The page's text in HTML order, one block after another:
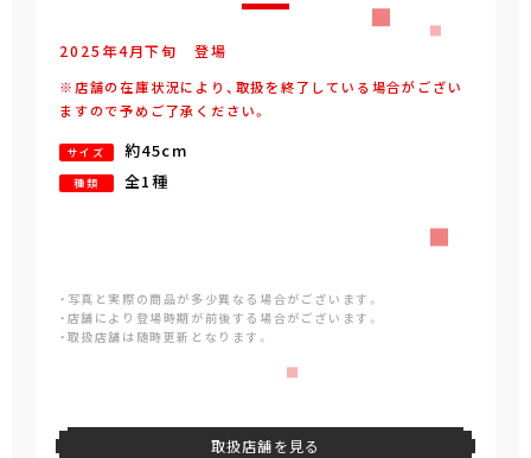
2025年4月下旬 登場
※店舗の在庫状況により、取扱を終了している場合がござい
ますので予めご了承ください。
サイズ 約45cm
種類 全1種
・写真と実際の商品が多少異なる場合がございます。
・店舗により登場時期が前後する場合がございます。
・取扱店舗は随時更新となります。
取扱店舗を見る